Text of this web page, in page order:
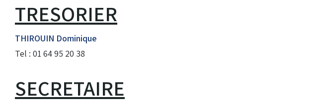
TRESORIER
THIROUIN Dominique
Tel : 01 64 95 20 38
SECRETAIRE